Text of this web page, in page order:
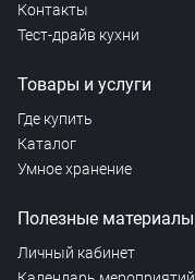
Контакты
Тест-драйв кухни
Товары и услуги
Где купить
Каталог
Умное хранение
Полезные материалы
Личный кабинет